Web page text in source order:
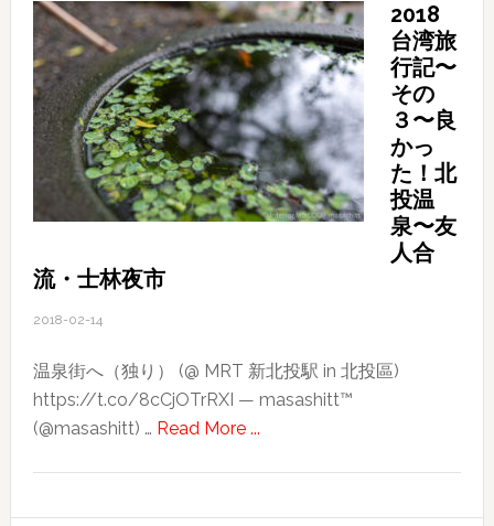
修
行
近
況
2018
台湾旅
行記〜
その
３〜良
かっ
た！北
投温
泉〜友
人合
流・士林夜市
2018-02-14
温泉街へ（独り） (@ MRT 新北投駅 in 北投區)
https://t.co/8cCjOTrRXI — masashitt™
(@masashitt) … Read More ...about
湾